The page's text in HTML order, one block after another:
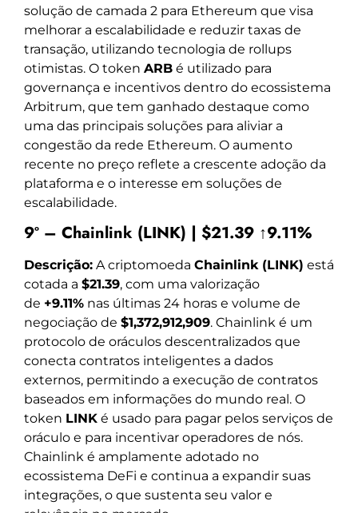
solução de camada 2 para Ethereum que visa
melhorar a escalabilidade e reduzir taxas de
transação, utilizando tecnologia de rollups
otimistas. O token ARB é utilizado para
governança e incentivos dentro do ecossistema
Arbitrum, que tem ganhado destaque como
uma das principais soluções para aliviar a
congestão da rede Ethereum. O aumento
recente no preço reflete a crescente adoção da
plataforma e o interesse em soluções de
escalabilidade.
9º – Chainlink (LINK) | $21.39 ↑9.11%
Descrição: A criptomoeda Chainlink (LINK) está
cotada a $21.39, com uma valorização
de +9.11% nas últimas 24 horas e volume de
negociação de $1,372,912,909. Chainlink é um
protocolo de oráculos descentralizados que
conecta contratos inteligentes a dados
externos, permitindo a execução de contratos
baseados em informações do mundo real. O
token LINK é usado para pagar pelos serviços de
oráculo e para incentivar operadores de nós.
Chainlink é amplamente adotado no
ecossistema DeFi e continua a expandir suas
integrações, o que sustenta seu valor e